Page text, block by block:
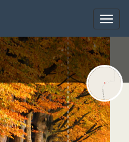
Toggle
Toggle